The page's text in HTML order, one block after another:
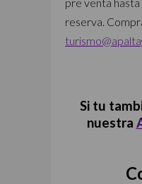
reserva.
Si tu
nuestra